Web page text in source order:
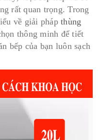
rất quan trọng. Trong
về giải phápthùng
thông minh để tiết
bếp của bạn luôn sạch